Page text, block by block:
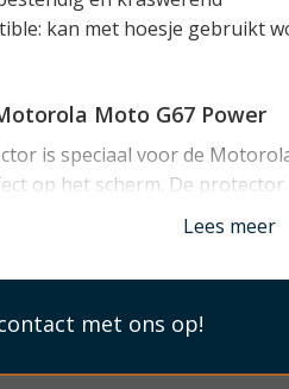
kan met hoesje gebruikt
Moto G67 Power
is speciaal voor de
op het scherm. De
compatible, zodat hij
Power hoesjegebruikt kan
Lees meer
met ons op!